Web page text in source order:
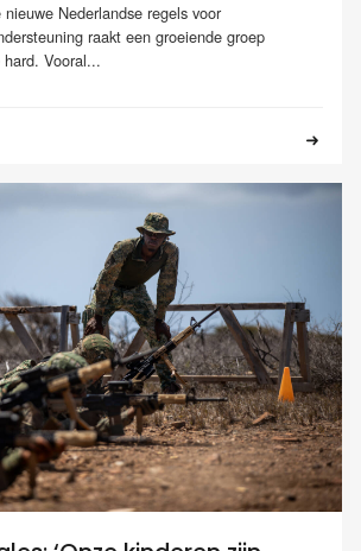
Nederlandse regels voor
raakt een groeiende groep
Vooral...